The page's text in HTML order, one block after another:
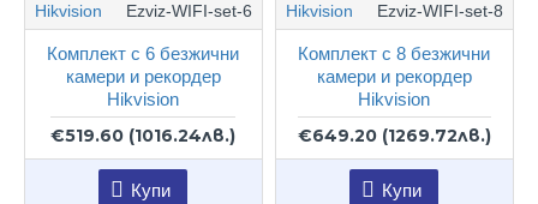
Hikvision Ezviz-WIFI-set-6
Комплект с 6 безжични
камери и рекордер
Hikvision
€519.60 (1016.24лв.)
Купи
Hikvision Ezviz-WIFI-set-8
Комплект с 8 безжични
камери и рекордер
Hikvision
€649.20 (1269.72лв.)
Купи